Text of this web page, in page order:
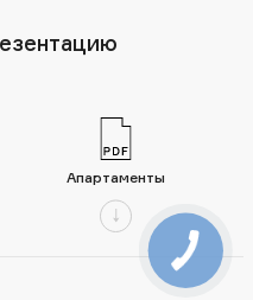
Апартаменты